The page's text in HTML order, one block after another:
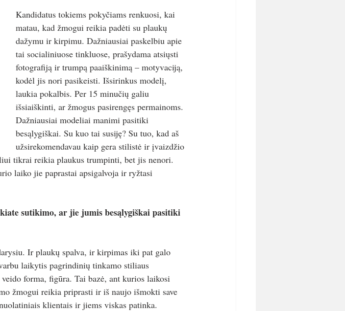
Kandidatus tokiems pokyčiams renkuosi, kai
matau, kad žmogui reikia padėti su plaukų
dažymu ir kirpimu. Dažniausiai paskelbiu apie
tai socialiniuose tinkluose, prašydama atsiųsti
fotografiją ir trumpą paaiškinimą – motyvaciją,
kodėl jis nori pasikeisti. Išsirinkus modelį,
laukia pokalbis. Per 15 minučių galiu
išsiaiškinti, ar žmogus pasirengęs permainoms.
Dažniausiai modeliai manimi pasitiki
besąlygiškai. Su kuo tai susiję? Su tuo, kad aš
užsirekomendavau kaip gera stilistė ir įvaizdžio
tikrai reikia plaukus trumpinti, bet jis nenori.
laiko jie paprastai apsigalvoja ir ryžtasi
sutikimo, ar jie jumis besąlygiškai pasitiki
Ir plaukų spalva, ir kirpimas iki pat galo
laikytis pagrindinių tinkamo stiliaus
forma, figūra. Tai bazė, ant kurios laikosi
žmogui reikia priprasti ir iš naujo išmokti save
klientais ir jiems viskas patinka.